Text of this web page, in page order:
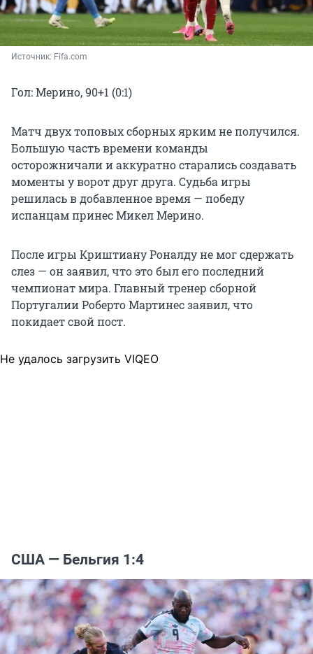
Источник: Fifa.com
Гол: Мерино, 90+1 (0:1)
Матч двух топовых сборных ярким не получился.
Большую часть времени команды
осторожничали и аккуратно старались создавать
моменты у ворот друг друга. Судьба игры
решилась в добавленное время — победу
испанцам принес Микел Мерино.
После игры Криштиану Роналду не мог сдержать
слез — он заявил, что это был его последний
чемпионат мира. Главный тренер сборной
Португалии Роберто Мартинес заявил, что
покидает свой пост.
Не удалось загрузить VIQEO
США — Бельгия 1:4